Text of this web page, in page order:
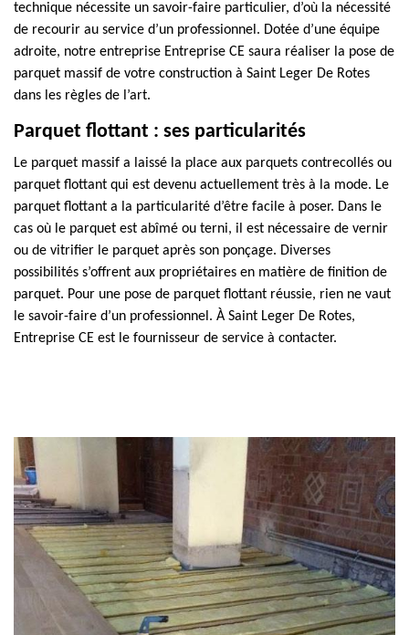
technique nécessite un savoir-faire particulier, d’où la nécessité
de recourir au service d’un professionnel. Dotée d’une équipe
adroite, notre entreprise Entreprise CE saura réaliser la pose de
parquet massif de votre construction à Saint Leger De Rotes
dans les règles de l’art.
Parquet flottant : ses particularités
Le parquet massif a laissé la place aux parquets contrecollés ou
parquet flottant qui est devenu actuellement très à la mode. Le
parquet flottant a la particularité d’être facile à poser. Dans le
cas où le parquet est abîmé ou terni, il est nécessaire de vernir
ou de vitrifier le parquet après son ponçage. Diverses
possibilités s’offrent aux propriétaires en matière de finition de
parquet. Pour une pose de parquet flottant réussie, rien ne vaut
le savoir-faire d’un professionnel. À Saint Leger De Rotes,
Entreprise CE est le fournisseur de service à contacter.